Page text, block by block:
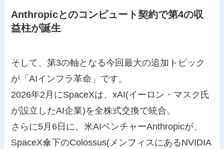
Anthropicとのコンピュート契約で第4の収
益柱が誕生
そして、第3の軸となる今回最大の追加トピック
が「AIインフラ革命」です。
2026年2月にSpaceXは、xAI(イーロン・マスク氏
が設立したAI企業)を全株式交換で統合。
さらに5月6日に、米AIベンチャーAnthropicが、
SpaceX傘下のColossus(メンフィスにあるNVIDIA